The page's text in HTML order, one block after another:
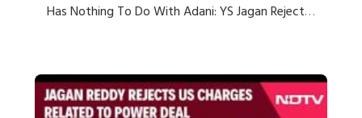
Has Nothing To Do With Adani: YS Jagan Rejects